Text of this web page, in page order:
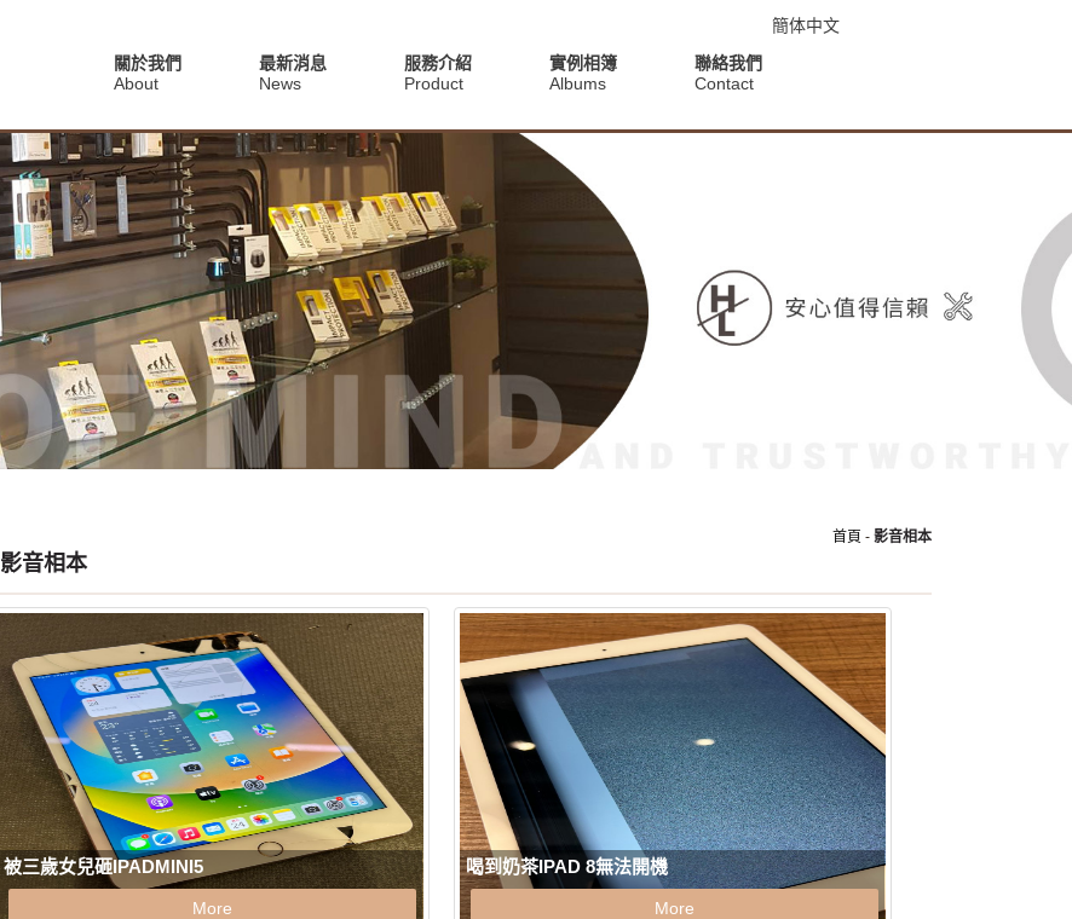
簡体中文
關於我們
About
最新消息
News
服務介紹
Product
實例相簿
Albums
聯絡我們
Contact
首頁 - 影音相本
影音相本
被三歲女兒砸IPADMINI5
More
喝到奶茶IPAD 8無法開機
More